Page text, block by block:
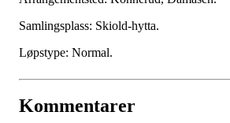
Samlingsplass: Skiold-hytta.
Løpstype: Normal.
Kommentarer